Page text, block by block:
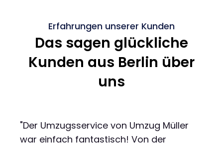
Erfahrungen unserer Kunden
Das sagen glückliche
Kunden aus Berlin über
uns
"Der Umzugsservice von Umzug Müller
war einfach fantastisch! Von der